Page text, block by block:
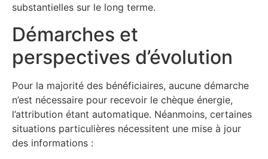
substantielles sur le long terme.
Démarches et
perspectives d’évolution
Pour la majorité des bénéficiaires, aucune démarche
n’est nécessaire pour recevoir le chèque énergie,
l’attribution étant automatique. Néanmoins, certaines
situations particulières nécessitent une mise à jour
des informations :